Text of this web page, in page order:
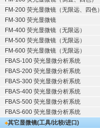
FM-200 荧光显微镜（无限远、四色）
FM-300 荧光显微镜
FM-400 荧光显微镜（无限远）
FM-500 荧光显微镜（无限远）
FM-600 荧光显微镜（无限远）
FBAS-100 荧光显微分析系统
FBAS-200 荧光显微分析系统
FBAS-300 荧光显微分析系统
FBAS-400 荧光显微分析系统
FBAS-500 荧光显微分析系统
FBAS-600 荧光显微分析系统
其它显微镜(工具/比较/进口)